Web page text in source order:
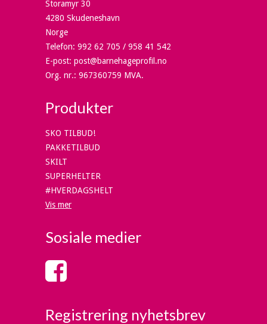
Storamyr 30
4280 Skudeneshavn
Norge
Telefon: 992 62 705 / 958 41 542
E-post: post@barnehageprofil.no
Org. nr.: 967360759 MVA.
Produkter
SKO TILBUD!
PAKKETILBUD
SKILT
SUPERHELTER
#HVERDAGSHELT
Vis mer
Sosiale medier
Registrering nyhetsbrev